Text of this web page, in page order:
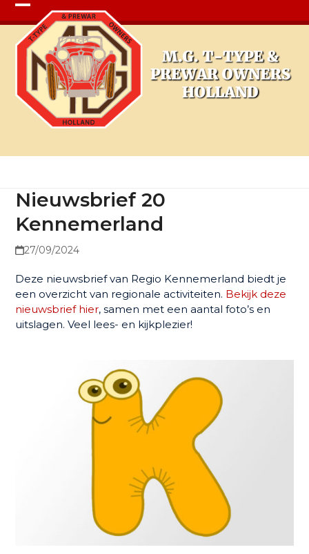
Open
mobile
menu
Close
mobile
menu
Nieuwsbrief 20
Kennemerland
27/09/2024
Deze nieuwsbrief van Regio Kennemerland biedt je
een overzicht van regionale activiteiten. Bekijk deze
nieuwsbrief hier, samen met een aantal foto’s en
uitslagen. Veel lees- en kijkplezier!